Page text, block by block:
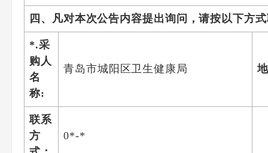
四、凡对本次公告内容提出询问，请按以下方
*.采
购人
名
称:
青岛市城阳区卫生健康局
联系
方
0*-*